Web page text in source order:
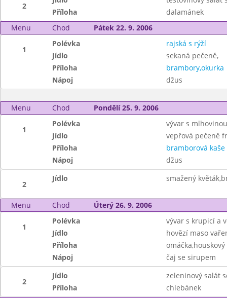
2
Příloha
dalamánek
Menu
Chod Pátek 22. 9. 2006
1
Polévka
rajská s rýží
Jídlo
sekaná pečeně,
Příloha
brambory,okurka
Nápoj
džus
Menu Chod Pondělí 25. 9. 2006
1
Polévka
vývar s mlhovinou
Jídlo
vepřová pečeně
Příloha
bramborová kaše
Nápoj
džus
2
Jídlo smažený
Menu Chod Úterý 26. 9. 2006
1
Polévka
vývar s krupicí a
Jídlo
hovězí maso
Příloha
Nápoj
čaj se sirupem
2
Jídlo
zeleninový salát
Příloha
chlebánek